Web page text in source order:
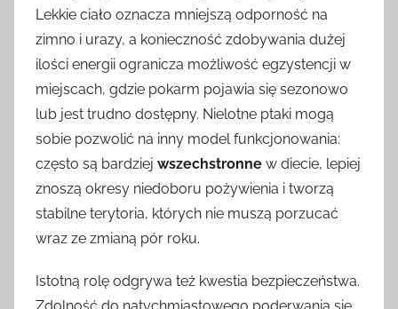
Lekkie ciało oznacza mniejszą odporność na
zimno i urazy, a konieczność zdobywania dużej
ilości energii ogranicza możliwość egzystencji w
miejscach, gdzie pokarm pojawia się sezonowo
lub jest trudno dostępny. Nielotne ptaki mogą
sobie pozwolić na inny model funkcjonowania:
często są bardziej wszechstronne w diecie, lepiej
znoszą okresy niedoboru pożywienia i tworzą
stabilne terytoria, których nie muszą porzucać
wraz ze zmianą pór roku.
Istotną rolę odgrywa też kwestia bezpieczeństwa.